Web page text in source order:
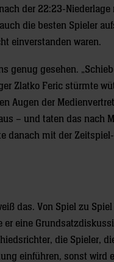
der 22:23-
die besten Spieler
einverstanden waren.
genug gesehen.
Zlatko Feric stürmte
Augen der
– und taten das nach
danach mit der
das. Von Spiel zu
eine
die Spieler,
einführen, sonst wird